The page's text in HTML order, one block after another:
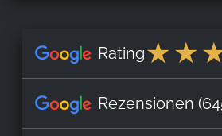
Rating
Rezensionen